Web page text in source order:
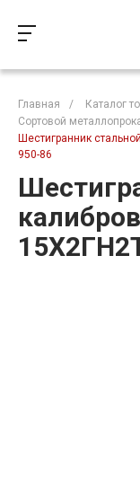
Главная / Каталог
Сортовой
Шестигранник
950-86